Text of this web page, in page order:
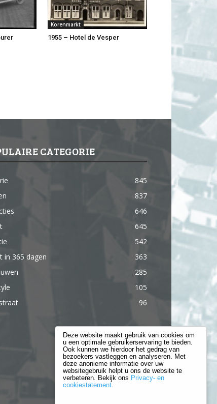
Korenmarkt
1955 – Hotel de Vesper
CATEGORIE
845
837
646
645
542
in 365 dagen
363
285
105
96
Deze website maakt gebruik van cookies om
u een optimale gebruikerservaring te bieden.
Ook kunnen we hierdoor het gedrag van
bezoekers vastleggen en analyseren. Met
deze anonieme informatie over uw
websitegebruik helpt u ons de website te
verbeteren. Bekijk ons Privacy- en
cookiestatement.